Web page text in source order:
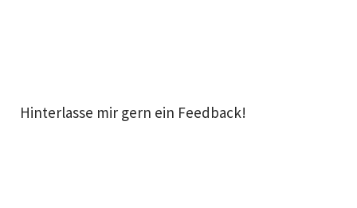
Hinterlasse mir gern ein Feedback!